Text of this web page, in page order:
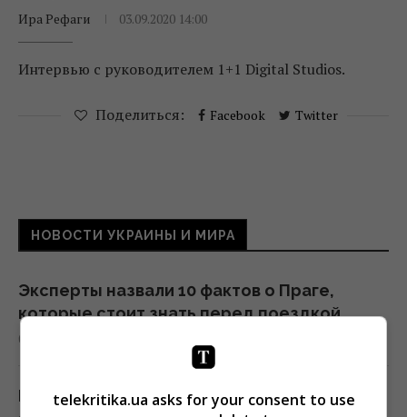
Ира Рефаги
03.09.2020 14:00
Интервью с руководителем 1+1 Digital Studios.
Поделиться: Facebook Twitter
НОВОСТИ УКРАИНЫ И МИРА
Эксперты назвали 10 фактов о Праге,
которые стоит знать перед поездкой
01:15 суббота, 08 августа 2026
Россия предлагает иностранным
telekritika.ua asks for your consent to use